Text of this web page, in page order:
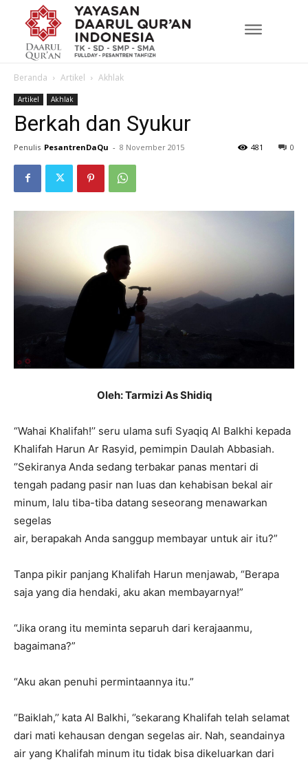
Beranda Artikel Akhlak
Artikel Akhlak
Berkah dan Syukur
Penulis PesantrenDaQu - 8 November 2015 0
481
Oleh: Tarmizi As Shidiq
“Wahai Khalifah!’’ seru ulama sufi Syaqiq Al Balkhi kepada
Khalifah Harun Ar Rasyid, pemimpin Daulah Abbasiah.
‘’Sekiranya Anda sedang terbakar panas mentari di
tengah padang pasir nan luas dan kehabisan bekal air
minum, lalu tiba-tiba datang seseorang menawarkan
segelas
air, berapakah Anda sanggup membayar untuk air itu?”
Tanpa pikir panjang Khalifah Harun menjawab, “Berapa
saja yang dia hendaki, aku akan membayarnya!”
“Jika orang itu meminta separuh dari kerajaanmu,
bagaimana?”
“Aku akan penuhi permintaannya itu.”
“Baiklah,’’ kata Al Balkhi, ‘’sekarang Khalifah telah selamat
dari mati kehausan dengan segelas air. Nah, seandainya
air yang Khalifah minum itu tidak bisa dikeluarkan dari